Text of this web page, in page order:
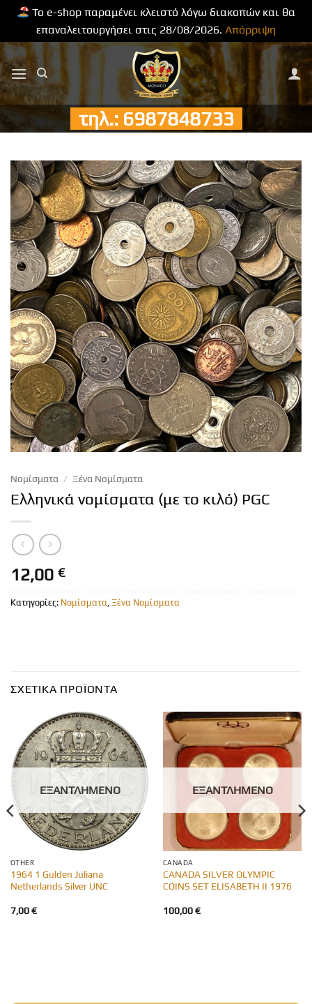
Το e-shop παραμένει κλειστό λόγω διακοπών και θα
επαναλειτουργήσει στις 28/08/2026. Απόρριψη
Μετάβαση
στο
περιεχόμενο
τηλ.: 6987848733
Νομίσματα / Ξένα Νομίσματα
Ελληνικά νομίσματα (με το κιλό) PGC
12,00 €
Κατηγορίες: Νομίσματα, Ξένα Νομίσματα
ΣΧΕΤΙΚΆ ΠΡΟΪΌΝΤΑ
ΕΞΑΝΤΛΗΜΈΝΟ
OTHER
1964 1 Gulden Juliana
Netherlands Silver UNC
7,00€
ΕΞΑΝΤΛΗΜΈΝΟ
CANADA
CANADA SILVER OLYMPIC
COINS SET ELISABETH II 1976
100,00€